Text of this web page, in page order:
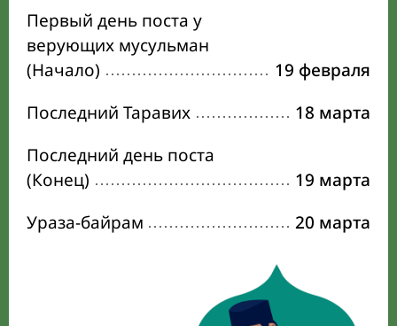
Первый день поста у
верующих мусульман
(Начало)
19 февраля
Последний Таравих
18 марта
Последний день поста
(Конец)
19 марта
Ураза-байрам
20 марта